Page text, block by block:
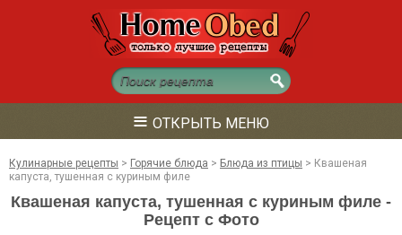
≡ ОТКРЫТЬ МЕНЮ
Кулинарные рецепты > Горячие блюда > Блюда из птицы > Квашеная
капуста, тушенная с куриным филе
Квашеная капуста, тушенная с куриным филе -
Рецепт с Фото